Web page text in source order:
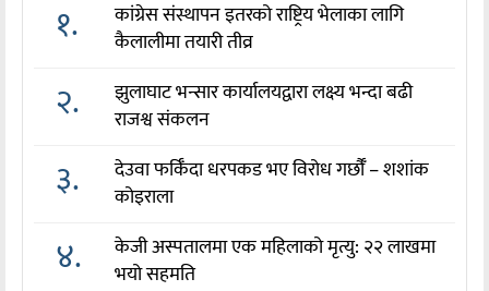
१.
कांग्रेस संस्थापन इतरको राष्ट्रिय भेलाका लागि
कैलालीमा तयारी तीव्र
२.
झुलाघाट भन्सार कार्यालयद्वारा लक्ष्य भन्दा बढी
राजश्व संकलन
३.
देउवा फर्किँदा धरपकड भए विरोध गर्छौँं – शशांक
कोइराला
४.
केजी अस्पतालमा एक महिलाको मृत्यु: २२ लाखमा
भयो सहमति